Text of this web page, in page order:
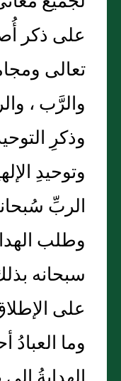
على ذكر
تعالى
والرَّب ،
وذكرِ
وتوحيدِ
الربِّ
وطلب
سبحانه
على
وما